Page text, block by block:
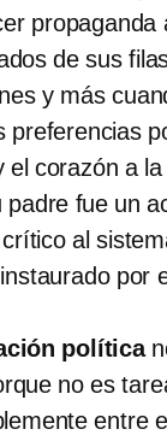
propaganda
de sus
y más
preferencias
el corazón a la
padre fue un
al
por
política
no es
entre